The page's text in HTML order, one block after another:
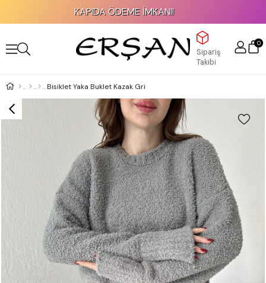
KAPIDA ÖDEME İMKANI!
Sipariş
Takibi
0
Bisiklet Yaka Buklet Kazak Gri